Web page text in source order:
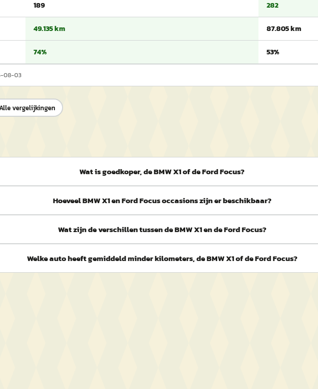
189 282
49.135 km 87.805 km
74% 53%
08-03
vergelijkingen
Wat is goedkoper, de BMW X1 of de Ford Focus?
Hoeveel BMW X1 en Ford Focus occasions zijn er beschikbaar?
Wat zijn de verschillen tussen de BMW X1 en de Ford Focus?
Welke auto heeft gemiddeld minder kilometers, de BMW X1 of de Ford Focus?